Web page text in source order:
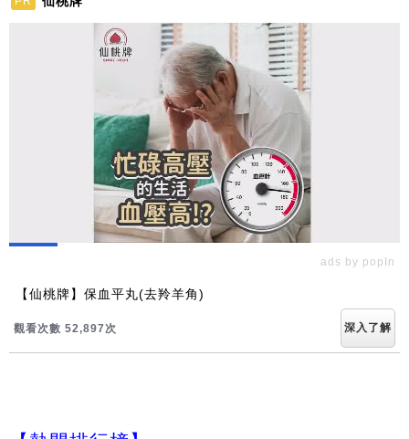
ads by popIn
【仙桃牌】保血平丸(去羚羊角)
觀看次數 52,897次 深入了解